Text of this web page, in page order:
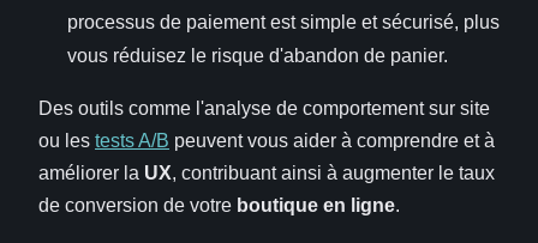
processus de paiement est simple et sécurisé, plus
vous réduisez le risque d'abandon de panier.
Des outils comme l'analyse de comportement sur site
ou les tests A/B peuvent vous aider à comprendre et à
améliorer la UX, contribuant ainsi à augmenter le taux
de conversion de votre boutique en ligne.